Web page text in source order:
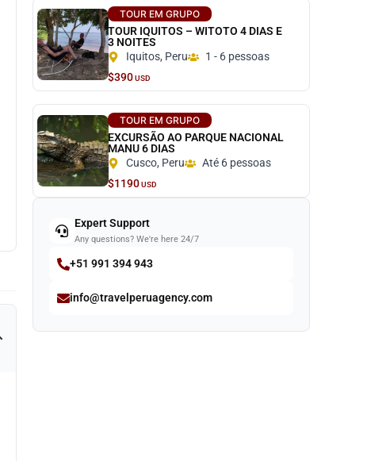
TOUR EM GRUPO
TOUR IQUITOS – WITOTO 4 DIAS E
3 NOITES
Iquitos, Peru
1 - 6 pessoas
$390USD
TOUR EM GRUPO
EXCURSÃO AO PARQUE NACIONAL
MANU 6 DIAS
Cusco, Peru
Até 6 pessoas
$1190USD
Expert Support
Any questions? We're here 24/7
+51 991 394 943
info@travelperuagency.com